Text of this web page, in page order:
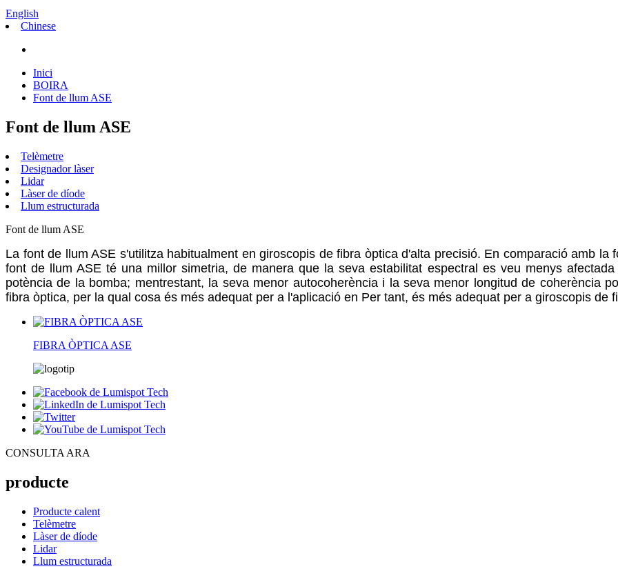
English
Chinese
Inici
BOIRA
Font de llum ASE
Font de llum ASE
Telèmetre
Designador làser
Lidar
Làser de díode
Llum estructurada
Font de llum ASE
La font de llum ASE s'utilitza habitualment en giroscopis de fibra òptica d'alta precisió. En comparació amb
font de llum ASE té una millor simetria, de manera que la seva estabilitat espectral es veu menys
potència de la bomba; mentrestant, la seva menor autocoherència i la seva menor longitud de coherència
fibra òptica, per la qual cosa és més adequat per a l'aplicació en Per tant, és més adequat per a giroscopis de
FIBRA ÒPTICA ASE
CONSULTA ARA
producte
Producte calent
Telèmetre
Làser de díode
Lidar
Llum estructurada